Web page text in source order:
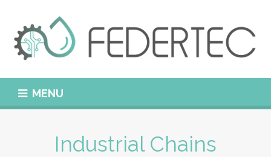
MENU
Industrial Chains